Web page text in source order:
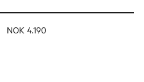
NOK 4.190